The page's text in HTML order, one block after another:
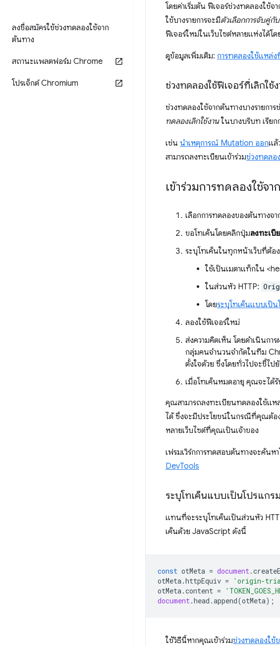
ลงชื่อสมัครใช้ช่วงทดลองใช้จาก
ต้นทาง
สถานะแพลตฟอร์ม Chrome
โปรเจ็กต์ Chromium
โดยค่าเริ่มต้น ฟีเจอร์ช่วงทดลองใช้จ
ใช้บางรายการจะมีตัวเลือกการจับคู่กั
ฟีเจอร์ใหม่ในเว็บไซต์หลายแห่งได้โ
ดูข้อมูลเพิ่มเติม: การทดลองใช้แหล่
ช่วงทดลองใช้ฟีเจอร์ที่เลิกใช้
ช่วงทดลองใช้จากต้นทางบางรายการ
ทดลองเลิกใช้งานในบางบริบท เรีย
เช่น นําเหตุการณ์ Mutation ออกแล้
สามารถลงทะเบียนเข้าร่วมช่วงทดลอ
เข้าร่วมการทดลองใช้จ
เลือกการทดลองของต้นทางจา
ขอโทเค็นโดยคลิกปุ่มลงทะเบี
ระบุโทเค็นในทุกหน้าเว็บที่ต้อ
ใช้เป็นเมตาแท็กใน
ในส่วนหัว HTTP:
โดยระบุโทเค็นแบบเป็น
ลองใช้ฟีเจอร์ใหม่
ส่งความคิดเห็น โดยดำเนินกา
กลุ่มคนจำนวนจำกัดในทีม
ตั้งใจด้วย ซึ่งโดยทั่วไปจะชี้ไ
เมื่อโทเค็นหมดอายุ คุณจะได้
คุณสามารถลงทะเบียนทดลองใช้แห
ได้ ซึ่งจะมีประโยชน์ในกรณีที่คุณต้อ
หลายเว็บไซต์ที่คุณเป็นเจ้าของ
เฟรมเวิร์กการทดสอบต้นทางจะค้น
DevTools
ระบุโทเค็นแบบเป็นโปรแกรม
แทนที่จะระบุโทเค็นเป็นส่วนหัว
เค็นด้วย JavaScript ดังนี้
const otMeta = document.
otMeta.httpEquiv = 'origin-
otMeta.content =
document.head .append(otMeta);
ใช้วิธีนี้หากคุณเข้าร่วมช่วงทดลองใช้